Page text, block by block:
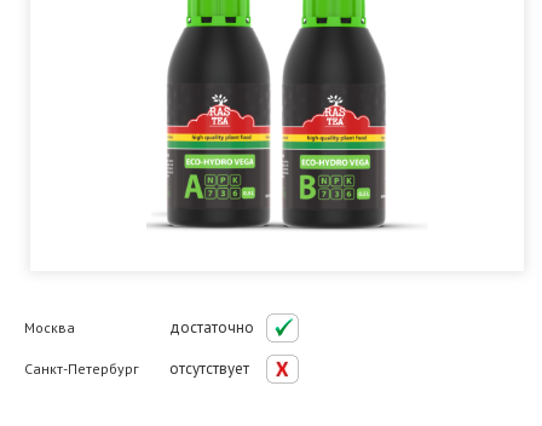
Москва достаточно
Санкт-Петербург отсутствует